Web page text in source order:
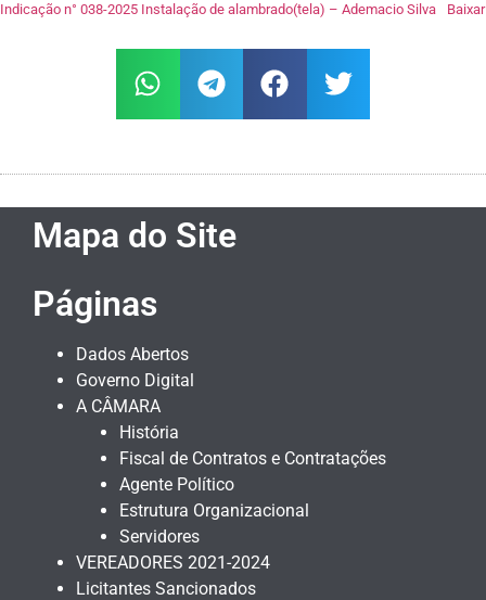
Indicação n° 038-2025 Instalação de alambrado(tela) – Ademacio Silva Baixar
Mapa do Site
Páginas
Dados Abertos
Governo Digital
A CÂMARA
História
Fiscal de Contratos e Contratações
Agente Político
Estrutura Organizacional
Servidores
VEREADORES 2021-2024
Licitantes Sancionados